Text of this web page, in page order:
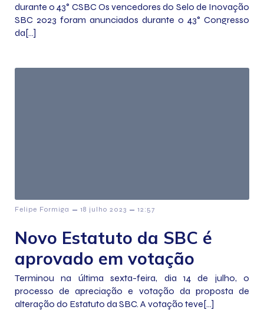
durante o 43° CSBC Os vencedores do Selo de Inovação
SBC 2023 foram anunciados durante o 43° Congresso
da[…]
Felipe Formiga – 18 julho 2023 – 12:57
Novo Estatuto da SBC é
aprovado em votação
Terminou na última sexta-feira, dia 14 de julho, o
processo de apreciação e votação da proposta de
alteração do Estatuto da SBC. A votação teve[…]